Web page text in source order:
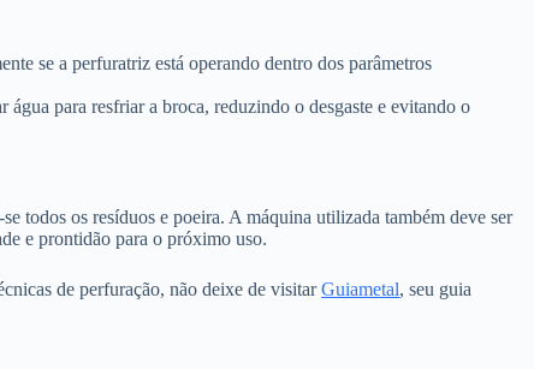
se a perfuratriz está operando dentro dos parâmetros
água para resfriar a broca, reduzindo o desgaste e evitando o
todos os resíduos e poeira. A máquina utilizada também deve ser
e prontidão para o próximo uso.
de perfuração, não deixe de visitarGuiametal, seu guia